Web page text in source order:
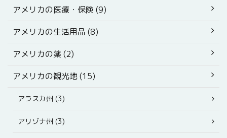
アメリカの医療・保険 (9)
アメリカの生活用品 (8)
アメリカの薬 (2)
アメリカの観光地 (15)
アラスカ州 (3)
アリゾナ州 (3)